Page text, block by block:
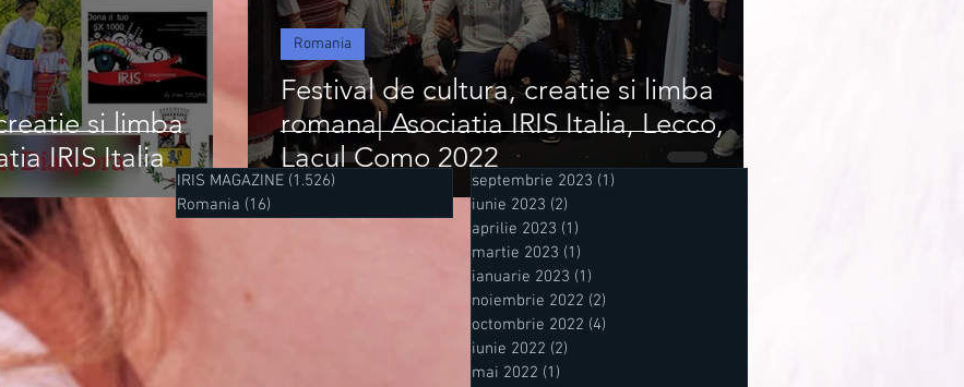
si limba
IRIS Italia
Festival de cultura, creatie si limba
romana| Asociatia IRIS Italia, Lecco,
Lacul Como 2022
Romania
IRIS MAGAZINE (1.526)
Romania (16)
septembrie 2023 (1)
iunie 2023 (2)
aprilie 2023 (1)
martie 2023 (1)
ianuarie 2023 (1)
noiembrie 2022 (2)
octombrie 2022 (4)
iunie 2022 (2)
mai 2022 (1)